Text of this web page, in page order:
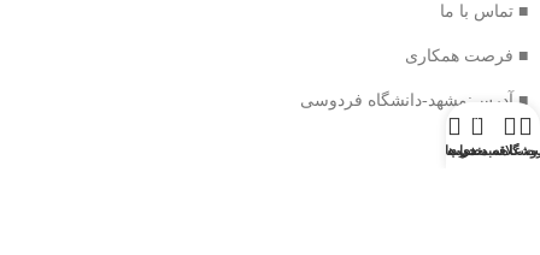
■ تماس با ما
■ فرصت همکاری
■ آدرس:مشهد-دانشگاه فردوسی
علاقه مندی ها
0
سبد خرید
حساب من